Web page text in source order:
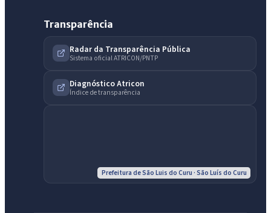
Transparência
Radar da Transparência Pública
Sistema oficial ATRICON/PNTP
Diagnóstico Atricon
Índice de transparência
Prefeitura de São Luis do Curu · São Luís do Curu